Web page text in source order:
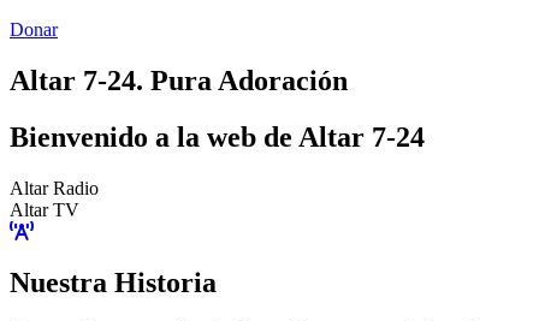
Donar
Altar 7-24. Pura Adoración
Bienvenido a la web de Altar 7-24
Altar Radio
Altar TV
Nuestra Historia